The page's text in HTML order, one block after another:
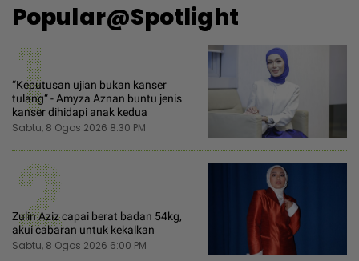
Popular@Spotlight
1
“Keputusan ujian bukan kanser
tulang“ - Amyza Aznan buntu jenis
kanser dihidapi anak kedua
Sabtu, 8 Ogos 2026 8:30 PM
2
Zulin Aziz capai berat badan 54kg,
akui cabaran untuk kekalkan
Sabtu, 8 Ogos 2026 6:00 PM